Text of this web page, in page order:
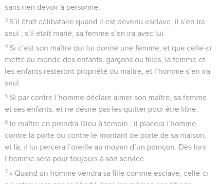
sans rien devoir à personne.
3 S’il était célibataire quand il est devenu esclave, il s’en ira
seul ; s’il était marié, sa femme s’en ira avec lui.
4 Si c’est son maître qui lui donne une femme, et que celle-ci
mette au monde des enfants, garçons ou filles, la femme et
les enfants resteront propriété du maître, et l’homme s’en ira
seul.
5 Si par contre l’homme déclare aimer son maître, sa femme
et ses enfants, et ne désire pas les quitter pour être libre,
6 le maître en prendra Dieu à témoin ; il placera l’homme
contre la porte ou contre le montant de porte de sa maison,
et là, il lui percera l’oreille au moyen d’un poinçon. Dès lors
l’homme sera pour toujours à son service.
7 « Quand un homme vendra sa fille comme esclave, celle-ci